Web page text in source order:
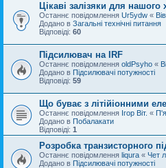
Цікаві залізяки для нашого
Останнє повідомлення Ur5ydw «
Додано в Загальні технічні питання
Відповіді: 60
Підсилювач на IRF
Останнє повідомлення oldPsyho «
Додано в Підсилювачі потужності
Відповіді: 59
Що буває з літійіонними
Останнє повідомлення Ігор Віт. «
Додано в Побалакати
Відповіді: 1
Розробка транзисторного
Останнє повідомлення liqura « Чет
Додано в Підсилювачі потужності